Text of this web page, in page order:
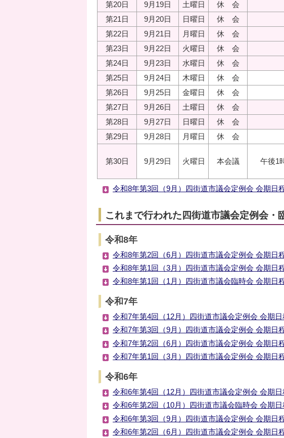
第20日
9月19日 土曜日
休 会
第21日
9月20日 日曜日
休 会
第22日
9月21日 月曜日 休 会
第23日
9月22日 火曜日 休 会
第24日
9月23日 水曜日 休 会
第25日
9月24日 木曜日 休 会
第26日
9月25日 金曜日 休 会
第27日
9月26日 土曜日
休 会
第28日
9月27日 日曜日
休 会
第29日
9月28日 月曜日 休 会
第30日 9月29日 火曜日 本会議 午後1
令和8年第3回（9月）四街道市議会定例会 会期日
これまで行われた四街道市議会定例会・
令和8年
令和8年第2回（6月）四街道市議会定例会 会期日
令和8年第1回（3月）四街道市議会定例会 会期日
令和8年第1回（1月）四街道市議会臨時会 会期日
令和7年
令和7年第4回（12月）四街道市議会定例会 会期日
令和7年第3回（9月）四街道市議会定例会 会期日
令和7年第2回（6月）四街道市議会定例会 会期日
令和7年第1回（3月）四街道市議会定例会 会期日
令和6年
令和6年第4回（12月）四街道市議会定例会 会期日
令和6年第2回（10月）四街道市議会臨時会 会期日
令和6年第3回（9月）四街道市議会定例会 会期日
令和6年第2回（6月）四街道市議会定例会 会期日